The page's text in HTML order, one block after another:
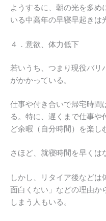
ようするに、朝の光を多め
いる中高年の早寝早起きは
４．意欲、体力低下
若いうち、つまり現役バリ
がかかっている。
仕事や付き合いで帰宅時間
る。特に、遅くまで仕事や
ど余暇（自分時間）を楽し
さほど、就寝時間を早くは
しかし、リタイア後などは
面白くない」などの理由か
しまう人もいる。